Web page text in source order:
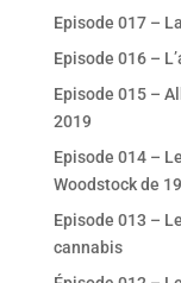
Episode 017 –
Episode 016 –
Episode 015 –
2019
Episode 014 –
Woodstock de
Episode 013 –
cannabis